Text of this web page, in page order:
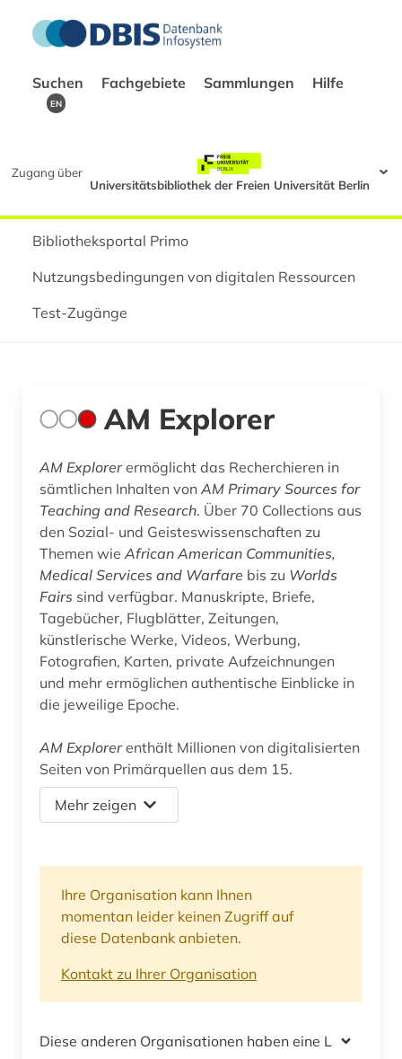
Suchen Fachgebiete Sammlungen Hilfe
EN
Zugang über
Universitätsbibliothek der Freien Universität Berlin
Bibliotheksportal Primo
Nutzungsbedingungen von digitalen Ressourcen
Test-Zugänge
AM Explorer
AM Explorerermöglicht das Recherchieren in
sämtlichen Inhalten von AM Primary Sources for
Teaching and Research. Über 70 Collections aus
den Sozial- und Geisteswissenschaften zu
Themen wie African American Communities,
Medical Services and Warfare bis zu Worlds
Fairs sind verfügbar. Manuskripte, Briefe,
Tagebücher, Flugblätter, Zeitungen,
künstlerische Werke, Videos, Werbung,
Fotografien, Karten, private Aufzeichnungen
und mehr ermöglichen authentische Einblicke in
die jeweilige Epoche.
AM Explorerenthält Millionen von digitalisierten
Seiten von Primärquellen aus dem 15.
Mehr zeigen
Ihre Organisation kann Ihnen
momentan leider keinen Zugriff auf
diese Datenbank anbieten.
Kontakt zu Ihrer Organisation
Diese anderen Organisationen haben eine Lizenz